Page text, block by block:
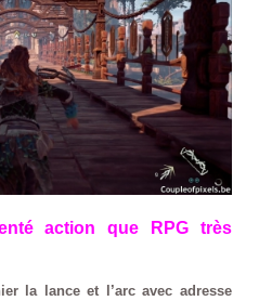
action que RPG très
la lance et l’arc avec adresse